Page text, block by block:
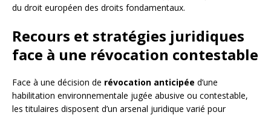
du droit européen des droits fondamentaux.
Recours et stratégies juridiques
face à une révocation contestable
Face à une décision de révocation anticipée d’une
habilitation environnementale jugée abusive ou contestable,
les titulaires disposent d’un arsenal juridique varié pour